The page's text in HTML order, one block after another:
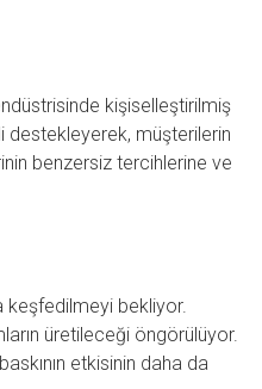
kişiselleştirilmiş
destekleyerek, müşterilerin
benzersiz tercihlerine ve
keşfedilmeyi bekliyor.
üretileceği öngörülüyor.
etkisinin daha da